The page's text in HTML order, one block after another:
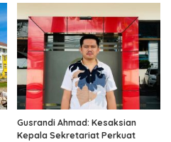
Gusrandi Ahmad: Kesaksian
Kepala Sekretariat Perkuat